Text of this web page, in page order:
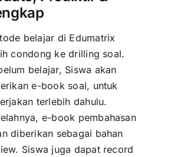
belajar di Edumatrix
condong ke drilling soal.
belajar, Siswa akan
e-book soal, untuk
terlebih dahulu.
e-book pembahasan
diberikan sebagai bahan
Siswa juga dapat record